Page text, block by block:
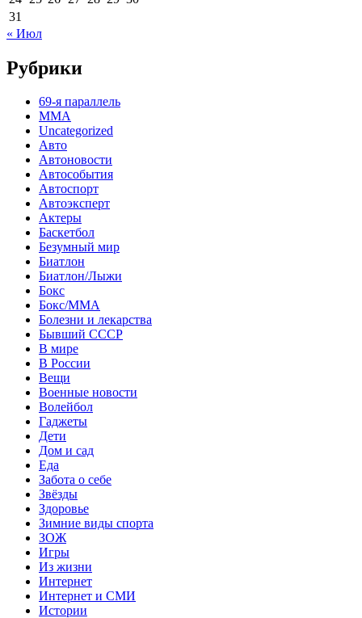
31
« Июл
Рубрики
69-я параллель
MMA
Uncategorized
Авто
Автоновости
Автособытия
Автоспорт
Автоэксперт
Актеры
Баскетбол
Безумный мир
Биатлон
Биатлон/Лыжи
Бокс
Бокс/MMA
Болезни и лекарства
Бывший СССР
В мире
В России
Вещи
Военные новости
Волейбол
Гаджеты
Дети
Дом и сад
Еда
Забота о себе
Звёзды
Здоровье
Зимние виды спорта
ЗОЖ
Игры
Из жизни
Интернет
Интернет и СМИ
Истории